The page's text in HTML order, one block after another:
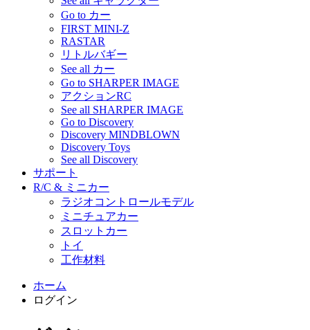
Go to カー
FIRST MINI-Z
RASTAR
リトルバギー
See all カー
Go to SHARPER IMAGE
アクションRC
See all SHARPER IMAGE
Go to Discovery
Discovery MINDBLOWN
Discovery Toys
See all Discovery
サポート
R/C & ミニカー
ラジオコントロールモデル
ミニチュアカー
スロットカー
トイ
工作材料
ホーム
ログイン